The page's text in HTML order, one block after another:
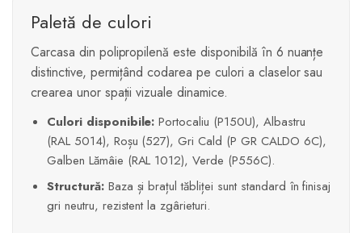
Paletă de culori
Carcasa din polipropilenă este disponibilă în 6 nuanțe
distinctive, permițând codarea pe culori a claselor sau
crearea unor spații vizuale dinamice.
Culori disponibile: Portocaliu (P150U), Albastru
(RAL 5014), Roșu (527), Gri Cald (P GR CALDO 6C),
Galben Lămâie (RAL 1012), Verde (P556C).
Structură:Baza și brațul tăbliței sunt standard în finisaj
gri neutru, rezistent la zgârieturi.